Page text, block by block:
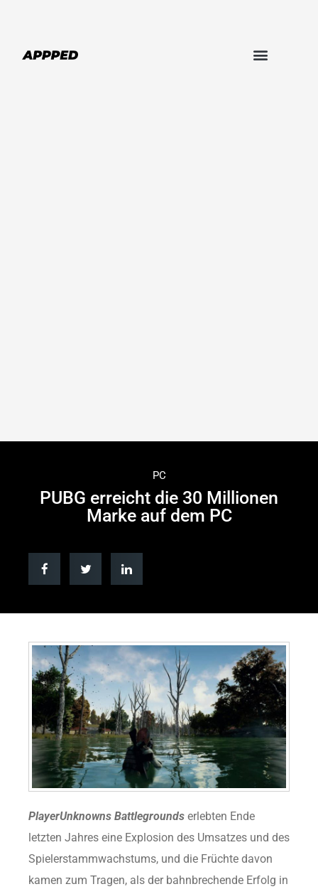
PC
PUBG erreicht die 30 Millionen
Marke auf dem PC
PlayerUnknowns Battlegrounds erlebten Ende
letzten Jahres eine Explosion des Umsatzes und des
Spielerstammwachstums, und die Früchte davon
kamen zum Tragen, als der bahnbrechende Erfolg in